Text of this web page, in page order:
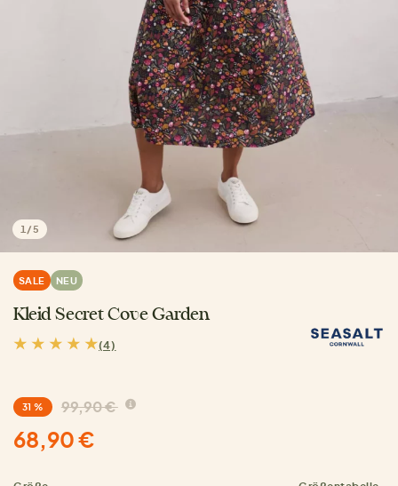
1 /5
SALE NEU
Kleid Secret Cove Garden
(4)
31 % 99,90 €
68,90 €